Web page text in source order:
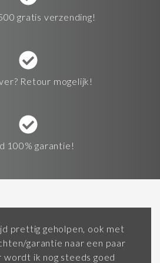
gratis verzending!
Retour mogelijk!
100% garantie!
prettig geholpen, ook met
garantie naar een paar
wordt ik nog steeds goed